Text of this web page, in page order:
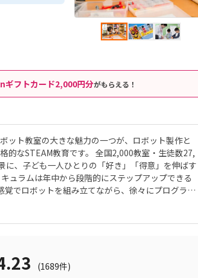
ギフトカード2,000円分がもらえる！
ット教室の大きな魅力の一つが、ロボット製作と
的なSTEAM教育です。 全国2,000教室・生徒数27,
に、子ども一人ひとりの「好き」「得意」を伸ばす
ュラムは年中から段階的にステップアップできる
でロボットを組み立てながら、徐々にプログラミ
する教材は、ロボットクリエイター・高橋智隆先
トです。70種類以上のロボットが作れるパーツ構
です。 月2回の90分授業では、ロボットを完成させ
験は、創造力や論理的思考力を育むだけでなく、
(1689件)